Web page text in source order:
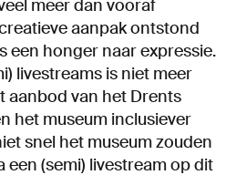
meer dan vooraf
aanpak ontstond
een honger naar expressie.
livestreams is niet meer
aanbod van het Drents
het museum inclusiever
snel het museum zouden
een (semi) livestream op dit